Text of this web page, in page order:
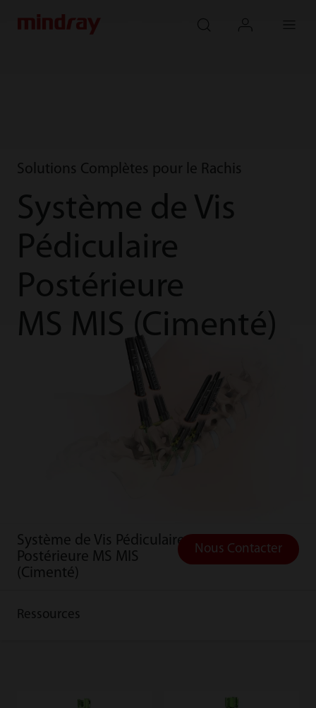
Solutions Complètes pour le Rachis
Système de Vis
Pédiculaire
Postérieure
MS MIS (Cimenté)
Système de Vis Pédiculaire
Postérieure MS MIS
(Cimenté)
Ressources
Nous Contacter